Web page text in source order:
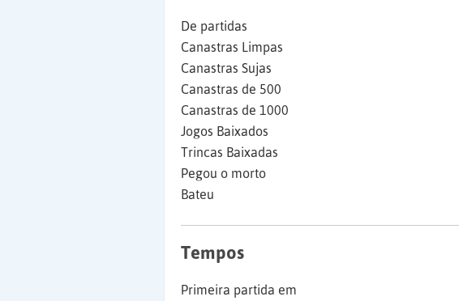
De partidas
Canastras Limpas
Canastras Sujas
Canastras de 500
Canastras de 1000
Jogos Baixados
Trincas Baixadas
Pegou o morto
Bateu
Tempos
Primeira partida em